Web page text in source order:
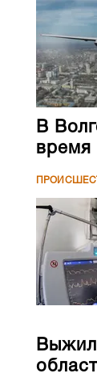
В
время